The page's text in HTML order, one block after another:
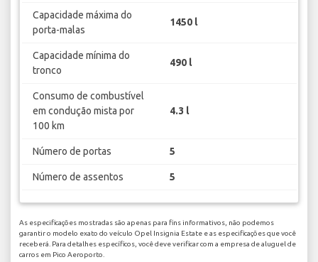
Capacidade máxima do
porta-malas
1450 l
Capacidade mínima do
tronco
490 l
Consumo de combustível
em condução mista por
100 km
4.3 l
Número de portas 5
Número de assentos 5
As especificações mostradas são apenas para fins informativos, não podemos
garantir o modelo exato do veículo Opel Insignia Estate e as especificações que você
receberá. Para detalhes específicos, você deve verificar com a empresa de aluguel de
carros em Pico Aeroporto.